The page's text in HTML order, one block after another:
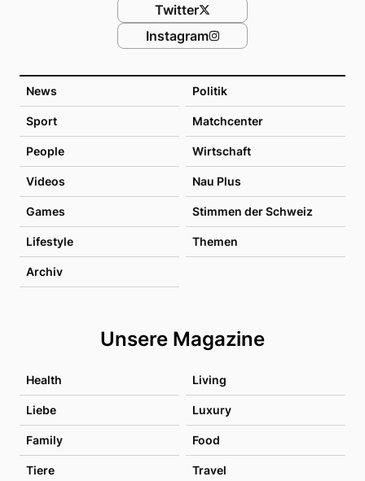
News Politik
Sport Matchcenter
People Wirtschaft
Videos Nau Plus
Games Stimmen der Schweiz
Lifestyle Themen
Archiv
Unsere Magazine
Health Living
Liebe Luxury
Family Food
Tiere Travel
Twitter
Instagram